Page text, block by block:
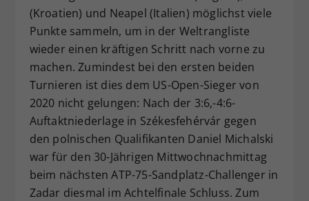
(Kroatien) und Neapel (Italien) möglichst viele
Punkte sammeln, um in der Weltrangliste
wieder einen kräftigen Schritt nach vorne zu
machen. Zumindest bei den ersten beiden
Turnieren ist dies dem US-Open-Sieger von
2020 nicht gelungen: Nach der 3:6,-4:6-
Auftaktniederlage in Székesfehérvár gegen
den polnischen Qualifikanten Daniel Michalski
war für den 30-Jährigen Mittwochnachmittag
beim nächsten ATP-75-Sandplatz-Challenger in
Zadar diesmal im Achtelfinale Schluss. Zum
Zweck
Dieser Wert speichert Ihre Consent-
Einstellungen. Unter anderem eine
zufällig generierte ID, für die
historische Speicherung Ihrer
vorgenommen Einstellungen, falls der
Webseiten-Betreiber dies eingestellt
hat.